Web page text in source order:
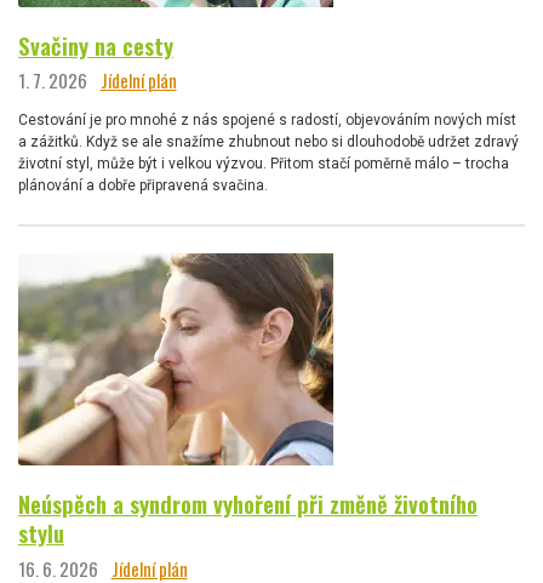
Svačiny na cesty
1. 7. 2026 Jídelní plán
Cestování je pro mnohé z nás spojené s radostí, objevováním nových míst
a zážitků. Když se ale snažíme zhubnout nebo si dlouhodobě udržet zdravý
životní styl, může být i velkou výzvou. Přitom stačí poměrně málo – trocha
plánování a dobře připravená svačina.
Neúspěch a syndrom vyhoření při změně životního
stylu
16. 6. 2026 Jídelní plán